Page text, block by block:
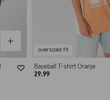
oversized fit
Baseball T-shirt Oranje
29.99